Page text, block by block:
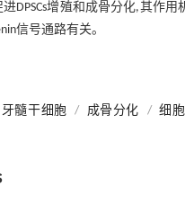
进DPSCs增殖和成骨分化,其作用
信号通路有关。
牙髓干细胞 / 成骨分化 / 细